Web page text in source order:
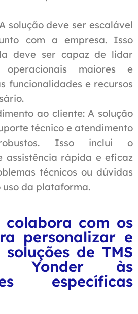
solução deve ser escalável
com a empresa. Isso
deve ser capaz de lidar
maiores e
funcionalidades e recursos
ao cliente: A solução
técnico e atendimento
Isso inclui o
assistência rápida e eficaz
técnicos ou dúvidas
da plataforma.
colabora com os
personalizar e
de TMS
Yonder às
específicas